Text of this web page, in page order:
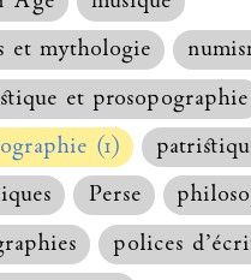
et mythologie
et prosopographie
(1)
Perse
polices